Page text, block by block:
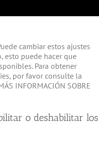
cambiar estos ajustes
esto puede hacer que
Para obtener
por favor consulte la
INFORMACIÓN SOBRE
o deshabilitar los